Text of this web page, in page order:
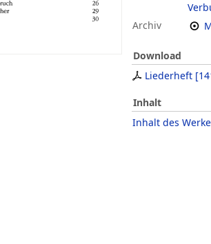
Archiv
Download
Liederheft [
Inhalt
Inhalt des